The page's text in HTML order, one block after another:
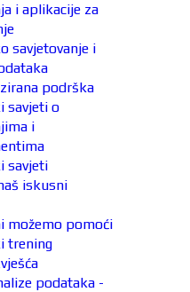
i aplikacije za
savjetovanje i
podrška
savjeti o
i
savjeti
iskusni
možemo pomoći
trening
podataka -